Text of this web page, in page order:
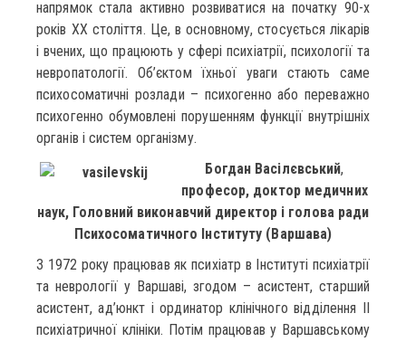
напрямок стала активно розвиватися на початку 90-х
років ХХ століття. Це, в основному, стосується лікарів
і вчених, що працюють у сфері психіатрії, психології та
невропатології. Об’єктом їхньої уваги стають саме
психосоматичні розлади – психогенно або переважно
психогенно обумовлені порушенням функції внутрішніх
органів і систем організму.
Богдан Васілєвський,
професор, доктор медичних
наук, Головний виконавчий директор і голова ради
Психосоматичного Інституту (Варшава)
З 1972 року працював як психіатр в Інституті психіатрії
та неврології у Варшаві, згодом – асистент, старший
асистент, ад’юнкт і ординатор клінічного відділення II
психіатричної клініки. Потім працював у Варшавському